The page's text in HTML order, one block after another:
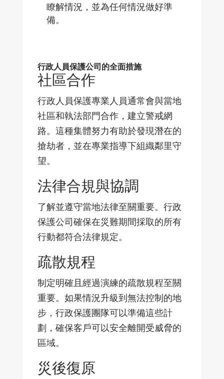
瞭解情況，並為任何情況做好準
備。
行政人員保護公司的全面措施
社區合作
行政人員保護專業人員通常會與當地
社區和執法部門合作，建立警戒網
路。這種集體努力有助於發現潛在的
搶劫者，並在專業指導下組織鄰里守
望。
法律合規與協調
了解並遵守當地法律至關重要。行政
保護公司確保在災難期間採取的所有
行動都符合法律規定。
疏散規程
制定明確且經過演練的疏散規程至關
重要。如果情況升級到無法控制的地
步，行政保護團隊可以準備這些計
劃，確保客戶可以安全離開受威脅的
區域。
災後復原